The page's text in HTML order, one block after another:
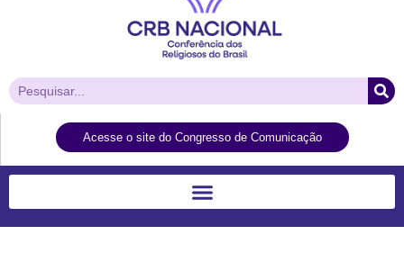
Acesse o site do Congresso de Comunicação